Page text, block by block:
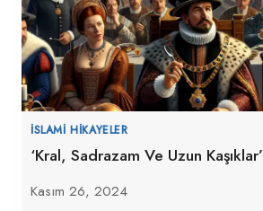
İSLAMI HIKAYELER
‘Kral, Sadrazam Ve Uzun Kaşıklar’
Kasım 26, 2024